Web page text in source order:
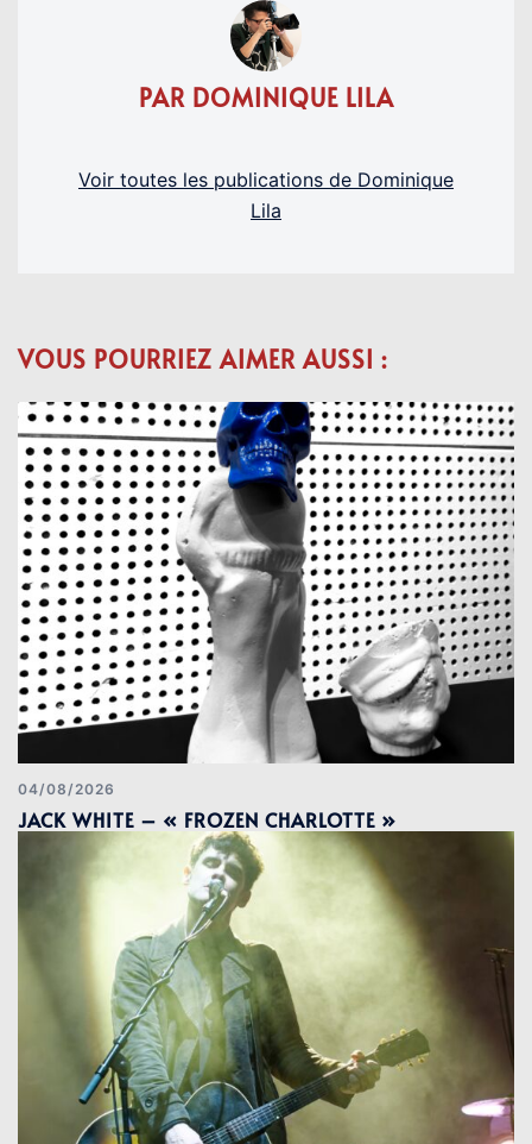
PAR DOMINIQUE LILA
Voir toutes les publications de Dominique
Lila
VOUS POURRIEZ AIMER AUSSI :
04/08/2026
JACK WHITE – « FROZEN CHARLOTTE »